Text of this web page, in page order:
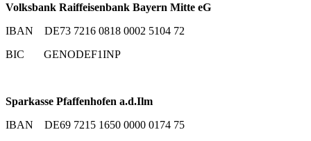
Volksbank Raiffeisenbank Bayern Mitte eG
IBAN DE73 7216 0818 0002 5104 72
BIC GENODEF1INP
Sparkasse Pfaffenhofen a.d.Ilm
IBAN DE69 7215 1650 0000 0174 75